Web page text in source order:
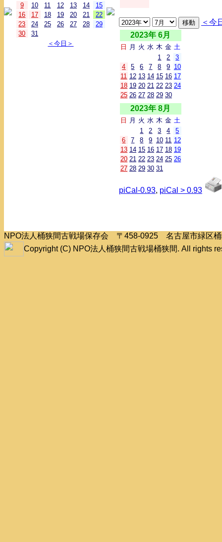
9
10 11 12 13 14
15
16
17 18 19 20 21
22
23
24 25 26 27 28
29
30
31
＜今日＞
＜今
2023年 6月
日 月 火 水 木 金 土
1
2
3
4
5 6 7 8 9 10
11 12 13 14 15 16 17
18 19 20 21 22 23 24
25 26 27 28 29 30
2023年 8月
日 月 火 水 木 金 土
1
2 3 4
5
6
7 8 9 10 11 12
13 14 15 16 17 18 19
20 21 22 23 24 25 26
27 28 29 30 31
piCal-0.93, piCal > 0.93
NPO法人桶狭間古戦場保存会 〒458-0925 名古屋市緑区
Copyright (C) NPO法人桶狭間古戦場桶狭間. All rights